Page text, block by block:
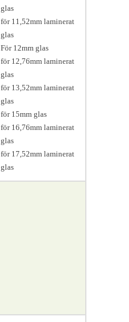
glas
för 11,52mm laminerat
glas
För 12mm glas
för 12,76mm laminerat
glas
för 13,52mm laminerat
glas
för 15mm glas
för 16,76mm laminerat
glas
för 17,52mm laminerat
glas